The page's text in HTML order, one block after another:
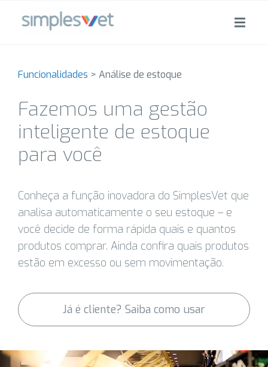
Funcionalidades > Análise de estoque
Fazemos uma gestão
inteligente de estoque
para você
Conheça a função inovadora do SimplesVet que
analisa automaticamente o seu estoque – e
você decide de forma rápida quais e quantos
produtos comprar. Ainda confira quais produtos
estão em excesso ou sem movimentação.
Já é cliente? Saiba como usar